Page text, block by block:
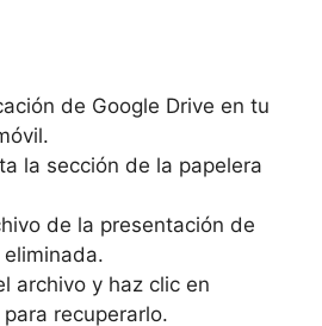
de Google Drive en tu
la ‍sección de la papelera​
de ​la presentación de⁢
archivo y ‍haz clic en
para ‌recuperarlo.